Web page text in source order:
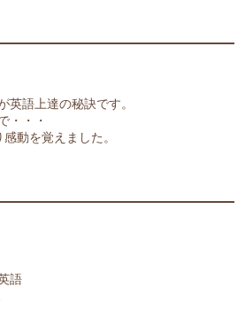
英語上達の秘訣です。
・・・
動を覚えました。
語